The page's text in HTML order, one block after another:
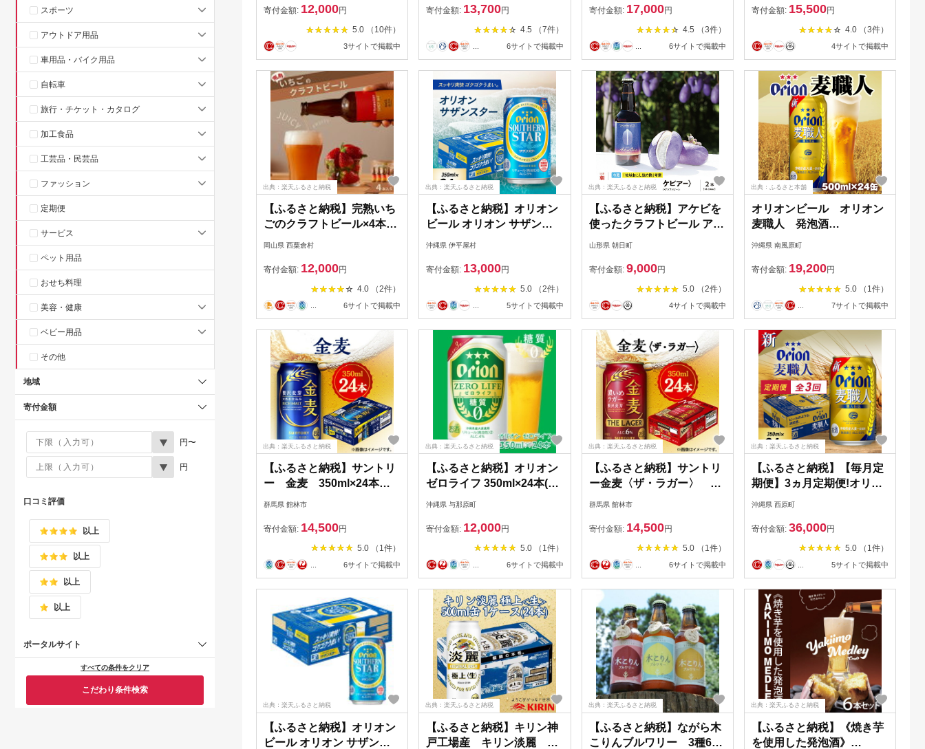
スポーツ
アウトドア用品
車用品・バイク用品
自転車
旅行・チケット・カタログ
加工食品
工芸品・民芸品
ファッション
定期便
サービス
ペット用品
おせち料理
美容・健康
ベビー用品
その他
地域
寄付金額
円〜
円
口コミ評価
以上
以上
以上
以上
ポータルサイト
すべての条件をクリア
こだわり条件検索
（ZC057）
寄付金額: 12,000円
5.0 （10件）
3サイトで掲載中
寄付金額: 13,700円
4.5 （7件）
6サイトで掲載中
寄付金額: 17,000円
4.5 （3件）
6サイトで掲載中
寄付金額: 15,500円
4.0 （3件）
4サイトで掲載中
出典：楽天ふるさと納税
【ふるさと納税】完熟いち
ごのクラフトビール×4本_
ストロベリージューシーエ
岡山県 西粟倉村
寄付金額: 12,000円
4.0 （2件）
6サイトで掲載中
出典：楽天ふるさと納税
【ふるさと納税】オリオン
ビール オリオン サザンス
ター(350ml×24本)
沖縄県 伊平屋村
寄付金額: 13,000円
5.0 （2件）
5サイトで掲載中
出典：楽天ふるさと納税
【ふるさと納税】アケビを
使ったクラフトビール アケ
ビアー 330ml×2本 箱入り
山形県 朝日町
寄付金額: 9,000円
5.0 （2件）
4サイトで掲載中
出典：ふるさと本舗
オリオンビール オリオン
麦職人 発泡酒
（500ml×24缶）
沖縄県 南風原町
寄付金額: 19,200円
5.0 （1件）
7サイトで掲載中
出典：楽天ふるさと納税
【ふるさと納税】サントリ
ー 金麦 350ml×24本
【1348271】
群馬県 館林市
寄付金額: 14,500円
5.0 （1件）
6サイトで掲載中
出典：楽天ふるさと納税
【ふるさと納税】オリオン
ゼロライフ 350ml×24本(1
ケース)糖質ゼロ・沖縄発の
【1644480】
沖縄県 与那原町
寄付金額: 12,000円
5.0 （1件）
6サイトで掲載中
出典：楽天ふるさと納税
【ふるさと納税】サントリ
ー金麦〈ザ・ラガー〉
350ml×24本【1393317】
群馬県 館林市
寄付金額: 14,500円
5.0 （1件）
6サイトで掲載中
出典：楽天ふるさと納税
【ふるさと納税】【毎月定
期便】3ヵ月定期便!オリオ
ンビール オリオン 麦職人
【4058870】
沖縄県 西原町
寄付金額: 36,000円
5.0 （1件）
5サイトで掲載中
出典：楽天ふるさと納税
【ふるさと納税】オリオン
ビール オリオン サザンス
出典：楽天ふるさと納税
【ふるさと納税】キリン神
戸工場産 キリン淡麗 極
出典：楽天ふるさと納税
【ふるさと納税】ながら木
こりんブルワリー 3種6本
出典：楽天ふるさと納税
【ふるさと納税】《焼き芋
を使用した発泡酒》